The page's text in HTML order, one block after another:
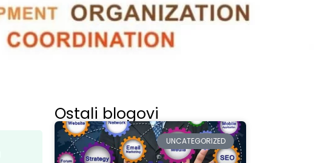
Ostali blogovi
UNCATEGORIZED